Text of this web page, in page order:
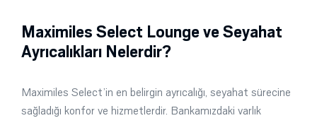
Maximiles Select Lounge ve Seyahat
Ayrıcalıkları Nelerdir?
Maximiles Select’in en belirgin ayrıcalığı, seyahat sürecine
sağladığı konfor ve hizmetlerdir. Bankamızdaki varlık